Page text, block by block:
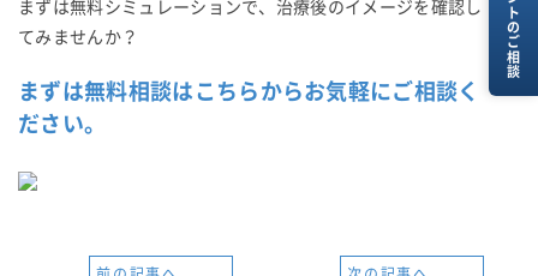
まずは無料シミュレーションで、治療後のイメージを確認し
てみませんか？
まずは無料相談はこちらからお気軽にご相談く
ださい。